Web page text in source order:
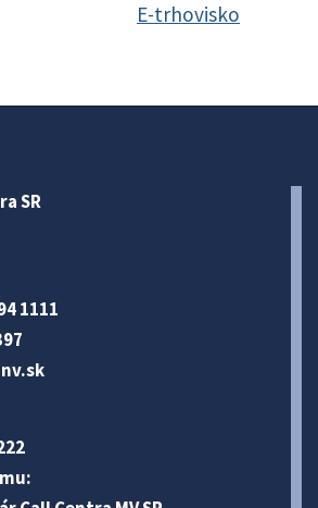
E-trhovisko
SR
1111
.sk